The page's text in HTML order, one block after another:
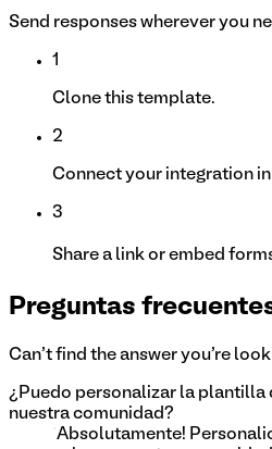
Send responses wherever you
1
Clone this template.
2
Connect your integration
3
Share a link or embed
Preguntas
Can't find the answer you're
¿Puedo personalizar la plantilla
nuestra comunidad?
¡Absolutamente!